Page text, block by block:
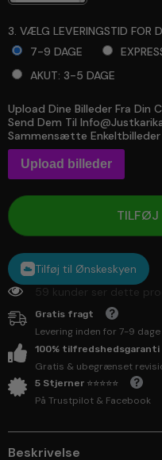
3. VÆLG LEVERINGSTID FOR
7-9 DAGE
AKUT: 3-5 DAGE
Selection will add to the
Upload Dine Billeder Fra Din
Send Dem Til
Sammensætte
Upload billeder
TILFØJ
Tilføj til Ønskeskyen
59 kunder ser dette
Gratis fragt
Levering inden for 7-9 dage
100% tilfredshedsgaranti
Gratis & ubegrænset
5 Stjerner ⭐⭐⭐⭐⭐
På Trustpilot & Facebook
Beskrivelse